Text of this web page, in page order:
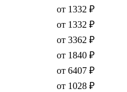
от 1332 ₽
от 1332 ₽
от 3362 ₽
от 1840 ₽
от 6407 ₽
от 1028 ₽